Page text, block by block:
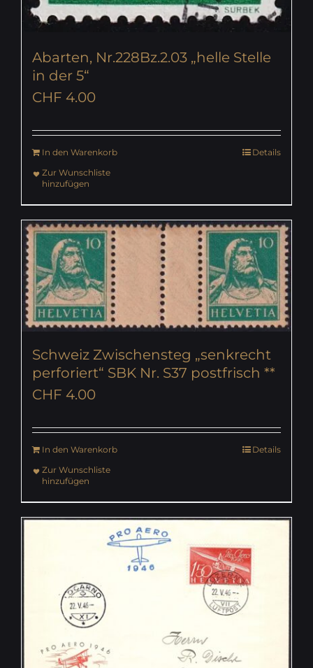
Abarten, Nr.228Bz.2.03 „helle Stelle
in der 5“
CHF 4.00
In den Warenkorb
Details
Zur Wunschliste
hinzufügen
Schweiz Zwischensteg „senkrecht
perforiert“ SBK Nr. S37 postfrisch **
CHF 4.00
In den Warenkorb
Details
Zur Wunschliste
hinzufügen